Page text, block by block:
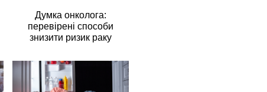
Думка онколога:
перевірені способи
знизити ризик раку